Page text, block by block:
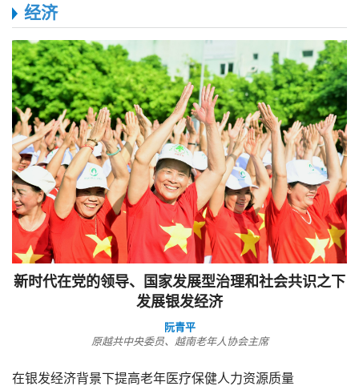
经济
新时代在党的领导、国家发展型治理和社会共识之下
发展银发经济
阮青平
原越共中央委员、越南老年人协会主席
在银发经济背景下提高老年医疗保健人力资源质量